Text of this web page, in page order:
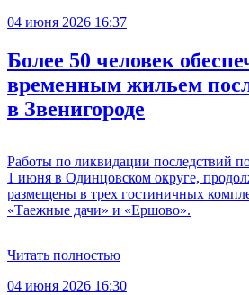
04 июня 2026 16:37
Более 50 человек
временным жильем
в Звенигороде
Работы по ликвидации последствий
1 июня в Одинцовском округе,
размещены в трех гостиничных
«Таежные дачи» и «Ершово».
Читать полностью
04 июня 2026 16:30